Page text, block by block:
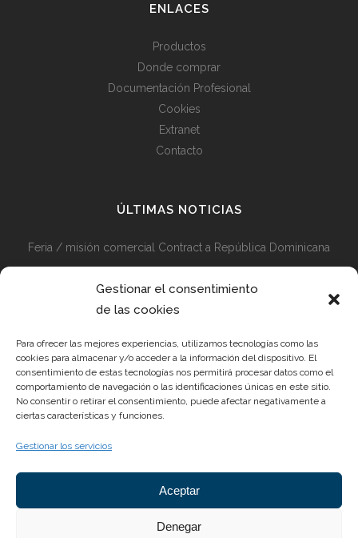
Gestionar el consentimiento
de las cookies
Para ofrecer las mejores experiencias, utilizamos tecnologías como las
cookies para almacenar y/o acceder a la información del dispositivo. El
consentimiento de estas tecnologías nos permitirá procesar datos como el
comportamiento de navegación o las identificaciones únicas en este sitio.
No consentir o retirar el consentimiento, puede afectar negativamente a
ciertas características y funciones.
Gestionar los servicios
Aceptar
Denegar
ENLACES
Productos
Donde comprar
Documentación Profesional
Cookies
Extranet
Contacto
ÚLTIMAS NOTICIAS
Feria / misión comercial Contract a República Dominicana
Misión comercial Contract Perú y Colombia + Visita Feria
Diseño en Medellín 2024
REYES ORDOÑEZ DESIGN S.L.
Pol. Ind. Las Teresas, c/Dr. Pedro Pons Nave 2. CP 30510
Yecla (Murcia)
info@reyesordonez.com
Teléfono: 968 752 885